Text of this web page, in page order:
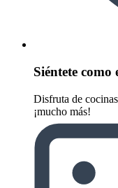
Siéntete como
Disfruta de
¡mucho más!